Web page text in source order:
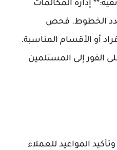
إدارة المكالمات
الخطوط. فحص
أو الأقسام المناسبة.
الفور إلى المستلمين
المواعيد للعملاء